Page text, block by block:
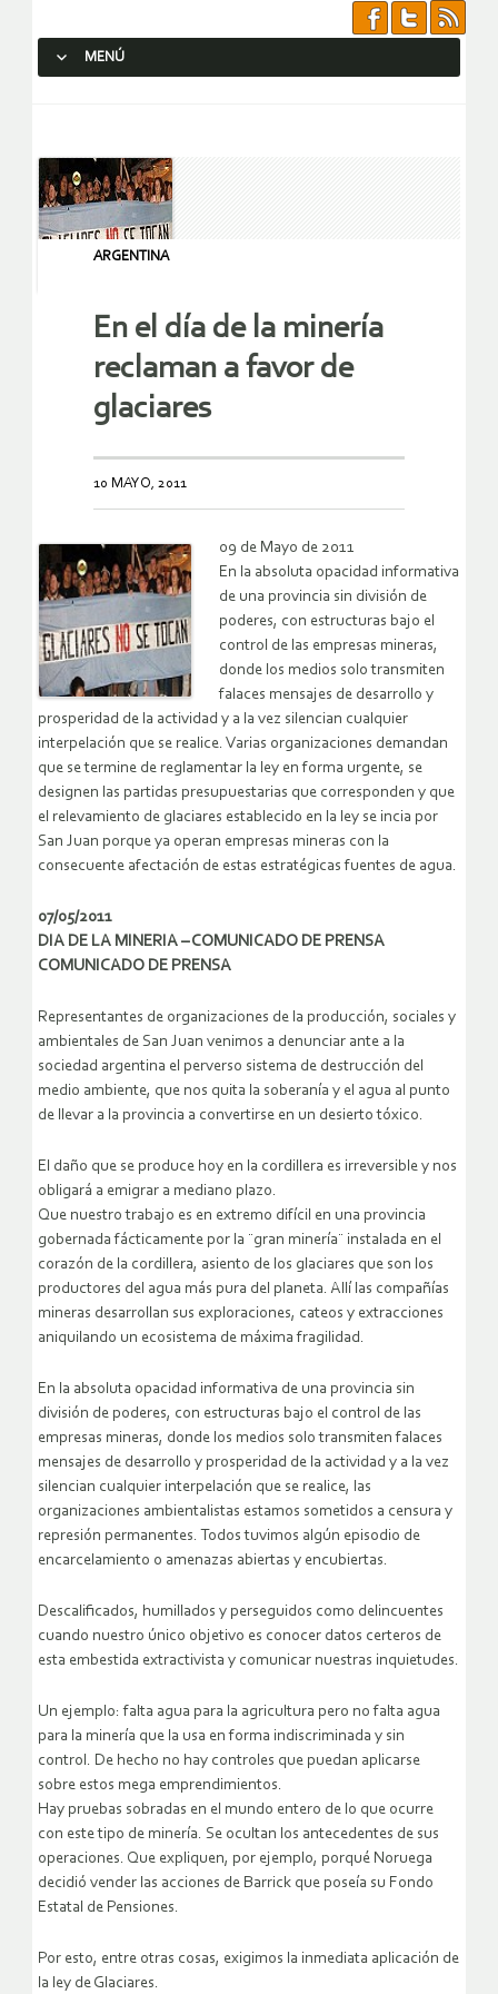
MENÚ
ARGENTINA
En el día de la minería
reclaman a favor de
glaciares
10 MAYO, 2011
09 de Mayo de 2011
En la absoluta opacidad informativa
de una provincia sin división de
poderes, con estructuras bajo el
control de las empresas mineras,
donde los medios solo transmiten
falaces mensajes de desarrollo y
prosperidad de la actividad y a la vez silencian cualquier
interpelación que se realice. Varias organizaciones demandan
que se termine de reglamentar la ley en forma urgente, se
designen las partidas presupuestarias que corresponden y que
el relevamiento de glaciares establecido en la ley se incia por
San Juan porque ya operan empresas mineras con la
consecuente afectación de estas estratégicas fuentes de agua.
07/05/2011
DIA DE LA MINERIA – COMUNICADO DE PRENSA
COMUNICADO DE PRENSA
Representantes de organizaciones de la producción, sociales y
ambientales de San Juan venimos a denunciar ante a la
sociedad argentina el perverso sistema de destrucción del
medio ambiente, que nos quita la soberanía y el agua al punto
de llevar a la provincia a convertirse en un desierto tóxico.
El daño que se produce hoy en la cordillera es irreversible y nos
obligará a emigrar a mediano plazo.
Que nuestro trabajo es en extremo difícil en una provincia
gobernada fácticamente por la ¨gran minería¨ instalada en el
corazón de la cordillera, asiento de los glaciares que son los
productores del agua más pura del planeta. Allí las compañías
mineras desarrollan sus exploraciones, cateos y extracciones
aniquilando un ecosistema de máxima fragilidad.
En la absoluta opacidad informativa de una provincia sin
división de poderes, con estructuras bajo el control de las
empresas mineras, donde los medios solo transmiten falaces
mensajes de desarrollo y prosperidad de la actividad y a la vez
silencian cualquier interpelación que se realice, las
organizaciones ambientalistas estamos sometidos a censura y
represión permanentes. Todos tuvimos algún episodio de
encarcelamiento o amenazas abiertas y encubiertas.
Descalificados, humillados y perseguidos como delincuentes
cuando nuestro único objetivo es conocer datos certeros de
esta embestida extractivista y comunicar nuestras inquietudes.
Un ejemplo: falta agua para la agricultura pero no falta agua
para la minería que la usa en forma indiscriminada y sin
control. De hecho no hay controles que puedan aplicarse
sobre estos mega emprendimientos.
Hay pruebas sobradas en el mundo entero de lo que ocurre
con este tipo de minería. Se ocultan los antecedentes de sus
operaciones. Que expliquen, por ejemplo, porqué Noruega
decidió vender las acciones de Barrick que poseía su Fondo
Estatal de Pensiones.
Por esto, entre otras cosas, exigimos la inmediata aplicación de
la ley de Glaciares.